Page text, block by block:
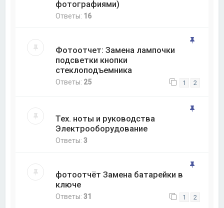
фотографиями)
Ответы: 16
Фотоотчет: Замена лампочки
подсветки кнопки
стеклоподъемника
Ответы: 25 1 2
Тех. ноты и руководства
Электрооборудование
Ответы:3
фотоотчёт Замена батарейки в
ключе
Ответы:31 1 2